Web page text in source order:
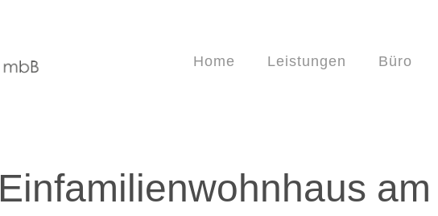
Home Leistungen Büro
Einfamilienwohnhaus